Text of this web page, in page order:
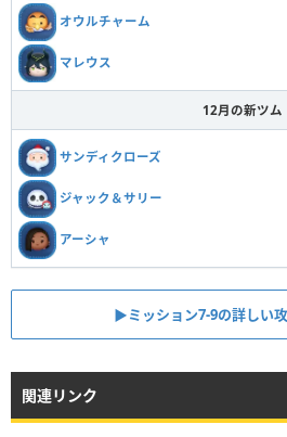
オウルチャーム
マレウス
12月の新ツム
サンディクローズ
ジャック＆サリー
アーシャ
▶︎ミッション7-9の詳しい
関連リンク